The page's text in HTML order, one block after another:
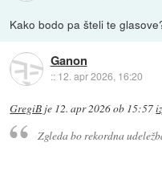
Kako bodo pa šteli te
Ganon
:: 12. apr 2026, 16:20
GregiB je 12. apr 2026 ob 15:57
Zgleda bo rekordna